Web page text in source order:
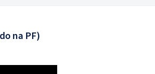
na PF)